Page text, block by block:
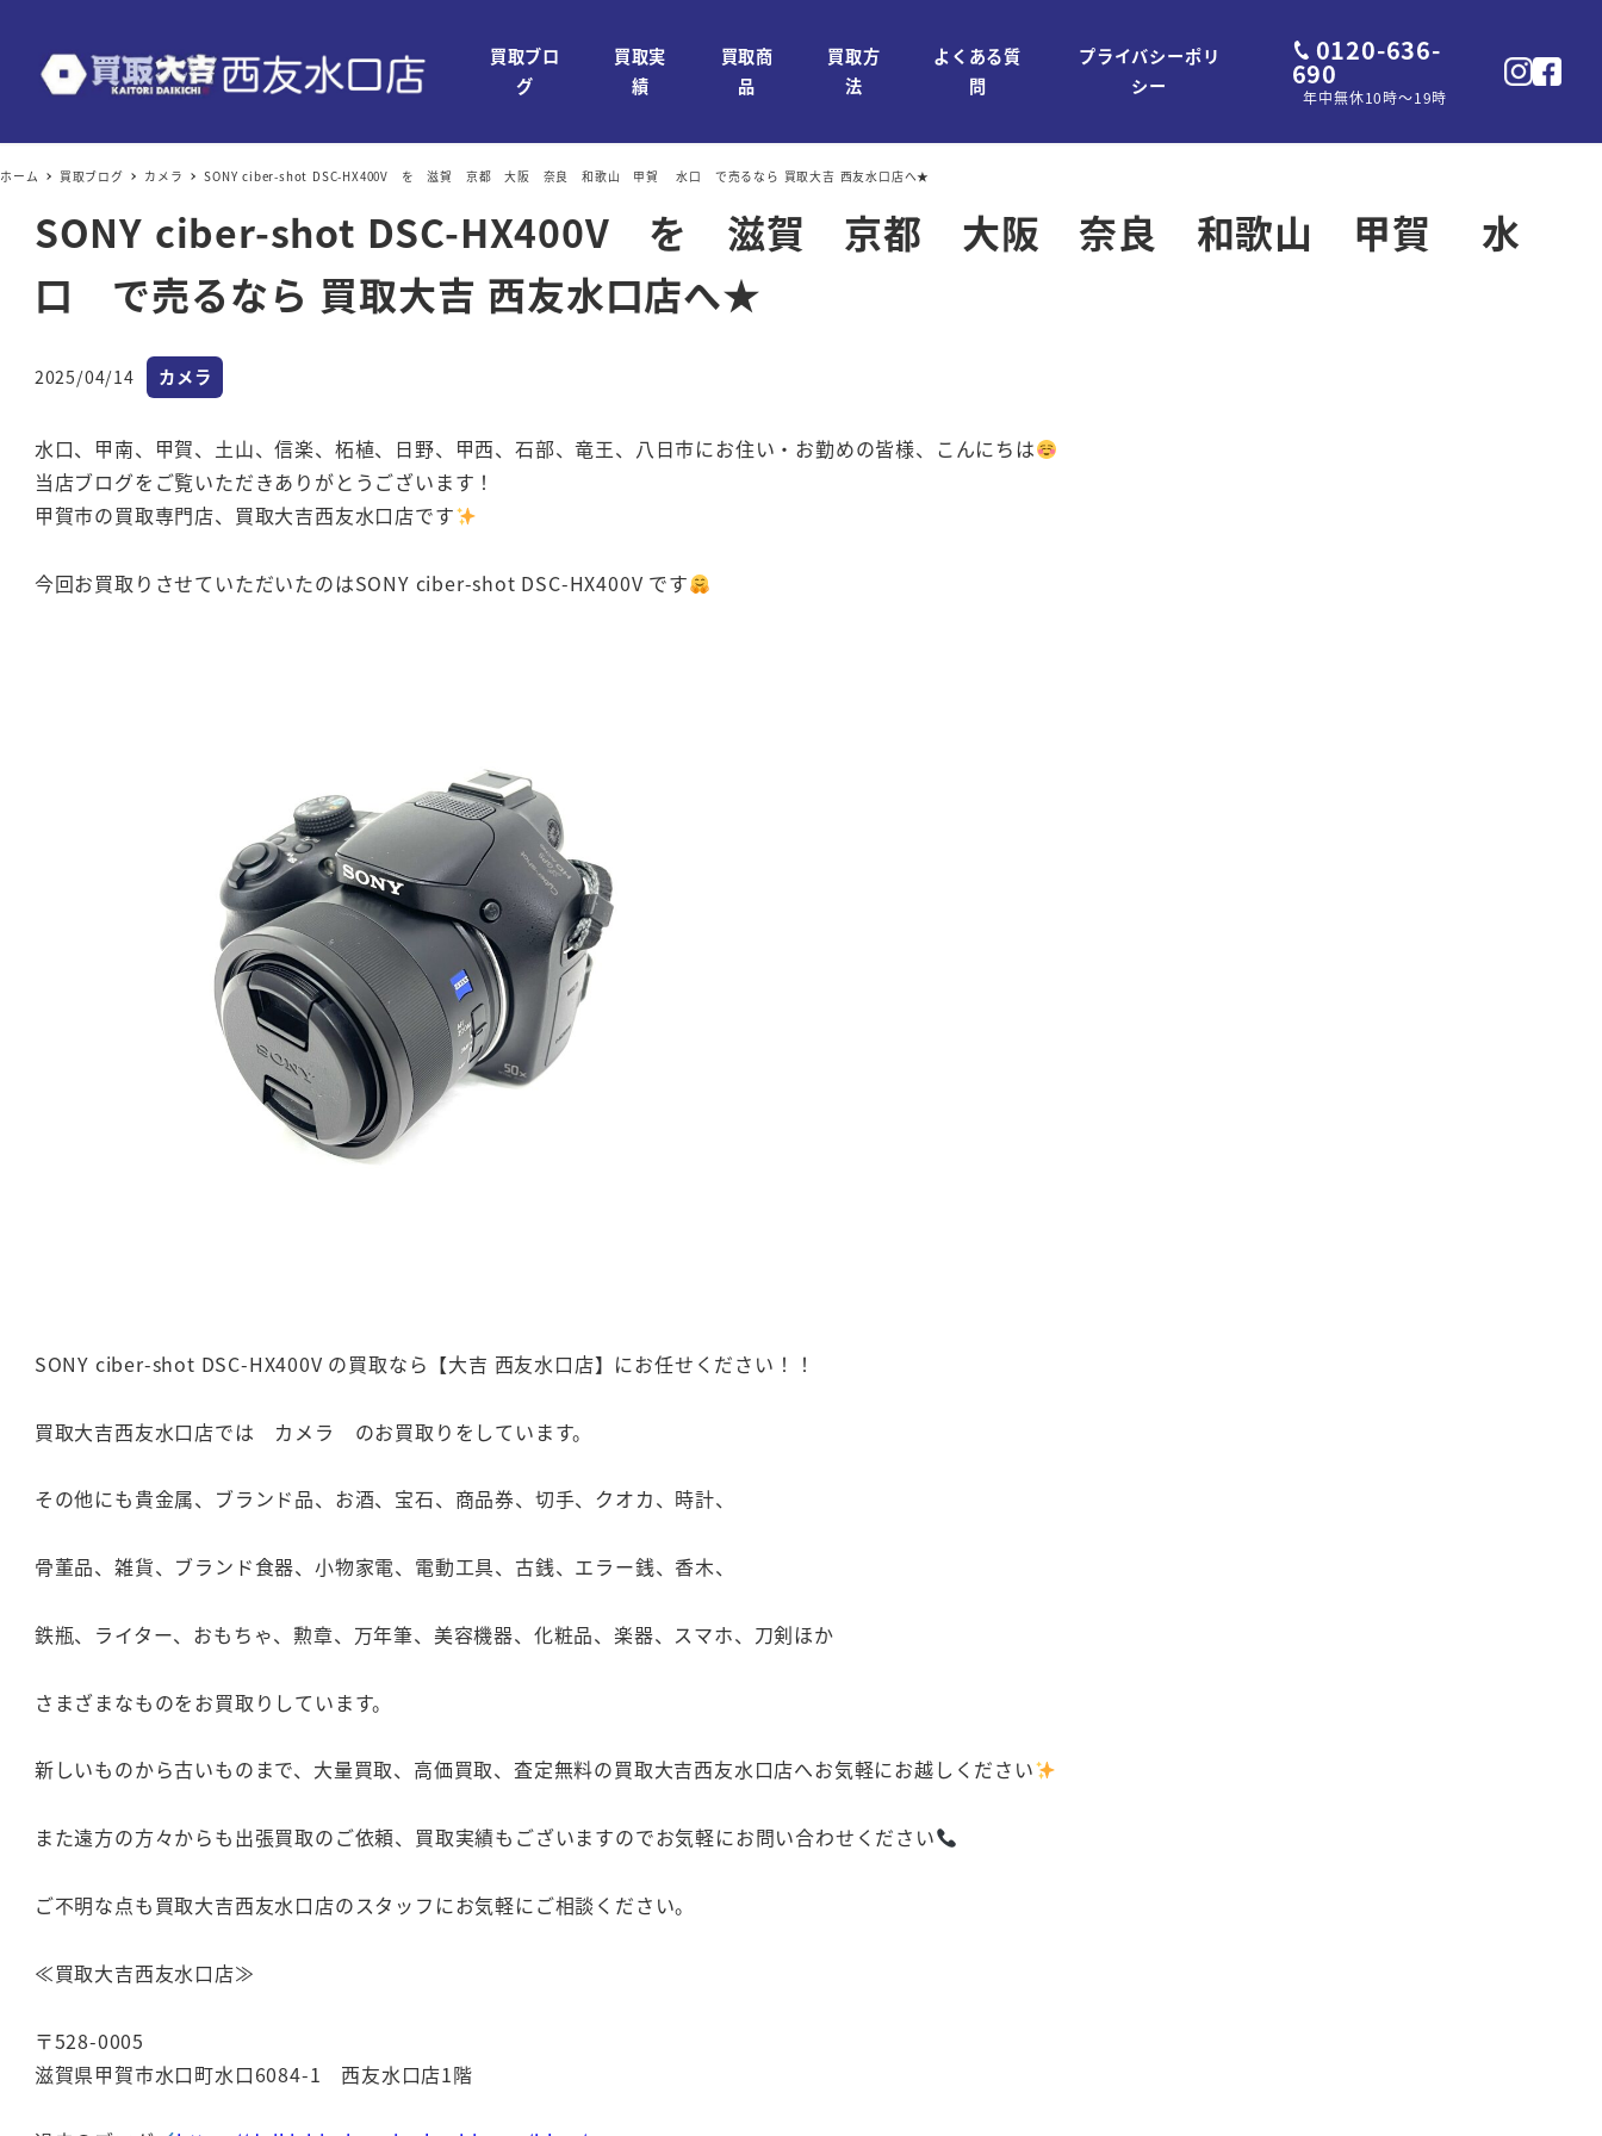
買取ブロ
グ
買取実
績
買取商
品
買取方
法
よくある質
問
プライバシーポリ
シー
0120-636-
690
年中無休10時～19時
ホーム 買取ブログ カメラ SONY ciber-shot DSC-HX400V を 滋賀 京都 大阪 奈良 和歌山 甲賀 水口 で売るなら 買取大吉 西友水口店へ★
SONY ciber-shot DSC-HX400V を 滋賀 京都 大阪 奈良 和歌山 甲賀 水
口 で売るなら 買取大吉 西友水口店へ★
投稿日
2025/04/14 カテゴリー
カメラ
水口、甲南、甲賀、土山、信楽、柘植、日野、甲西、石部、竜王、八日市にお住い・お勤めの皆様、こんにちは
当店ブログをご覧いただきありがとうございます！
甲賀市の買取専門店、買取大吉西友水口店です
今回お買取りさせていただいたのはSONY ciber-shot DSC-HX400V です
SONY ciber-shot DSC-HX400V の買取なら【大吉 西友水口店】にお任せください！！
買取大吉西友水口店では カメラ のお買取りをしています。
その他にも貴金属、ブランド品、お酒、宝石、商品券、切手、クオカ、時計、
骨董品、雑貨、ブランド食器、小物家電、電動工具、古銭、エラー銭、香木、
鉄瓶、ライター、おもちゃ、勲章、万年筆、美容機器、化粧品、楽器、スマホ、刀剣ほか
さまざまなものをお買取りしています。
新しいものから古いものまで、大量買取、高価買取、査定無料の買取大吉西友水口店へお気軽にお越しください
また遠方の方々からも出張買取のご依頼、買取実績もございますのでお気軽にお問い合わせください
ご不明な点も買取大吉西友水口店のスタッフにお気軽にご相談ください。
≪買取大吉西友水口店≫
〒528-0005
滋賀県甲賀市水口町水口6084-1 西友水口店1階